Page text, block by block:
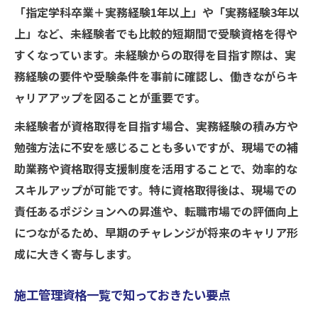
「指定学科卒業＋実務経験1年以上」や「実務経験3年以
上」など、未経験者でも比較的短期間で受験資格を得や
すくなっています。未経験からの取得を目指す際は、実
務経験の要件や受験条件を事前に確認し、働きながらキ
ャリアアップを図ることが重要です。
未経験者が資格取得を目指す場合、実務経験の積み方や
勉強方法に不安を感じることも多いですが、現場での補
助業務や資格取得支援制度を活用することで、効率的な
スキルアップが可能です。特に資格取得後は、現場での
責任あるポジションへの昇進や、転職市場での評価向上
につながるため、早期のチャレンジが将来のキャリア形
成に大きく寄与します。
施工管理資格一覧で知っておきたい要点